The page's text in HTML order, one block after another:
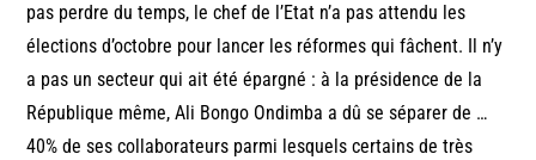
pas perdre du temps, le chef de l’Etat n’a pas attendu les
élections d’octobre pour lancer les réformes qui fâchent. Il n’y
a pas un secteur qui ait été épargné : à la présidence de la
République même, Ali Bongo Ondimba a dû se séparer de …
40% de ses collaborateurs parmi lesquels certains de très